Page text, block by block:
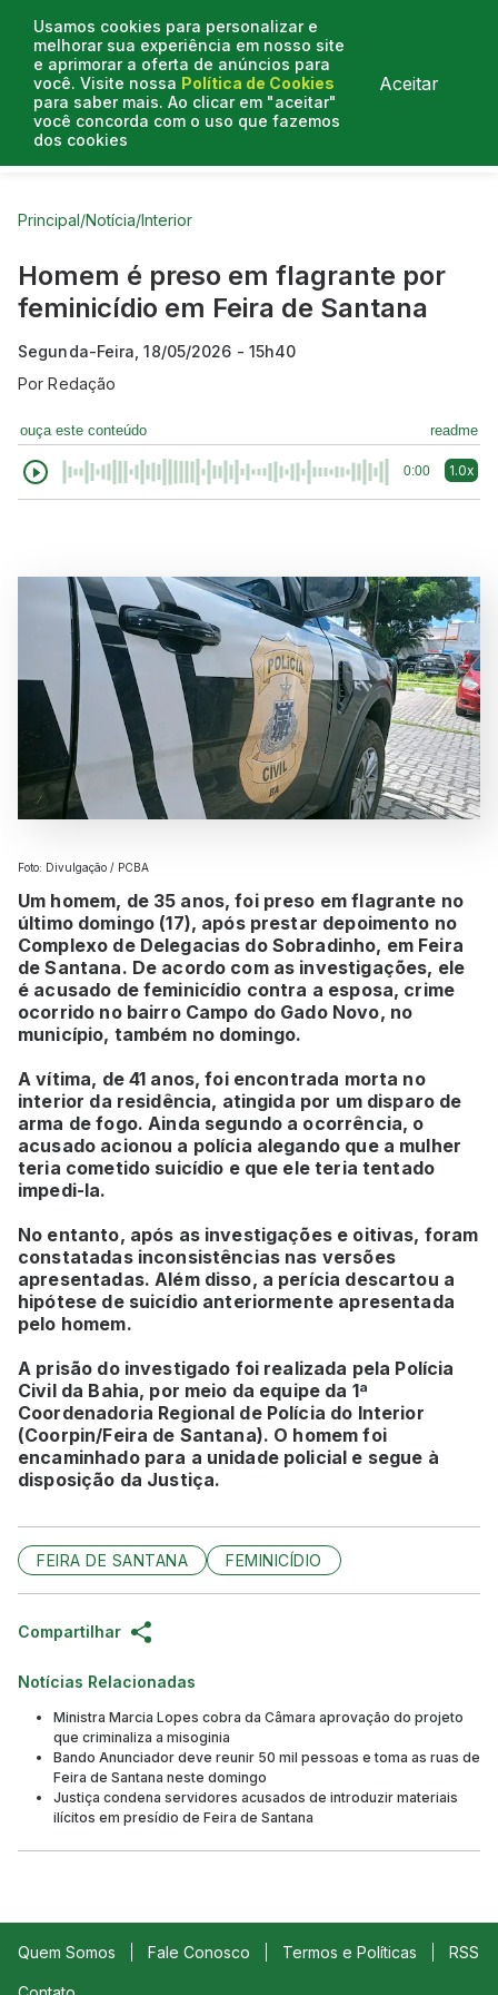
Usamos cookies para personalizar e
melhorar sua experiência em nosso site
e aprimorar a oferta de anúncios para
você. Visite nossa Política de Cookies
para saber mais. Ao clicar em "aceitar"
você concorda com o uso que fazemos
dos cookies
Aceitar
Curtas do Poder
Principal/Notícia/Interior
Homem é preso em flagrante por
feminicídio em Feira de Santana
Segunda-Feira, 18/05/2026 - 15h40
PorRedação
ouça este conteúdo readme
0:00 1.0x
Foto: Divulgação / PCBA
Um homem, de 35 anos, foi preso em flagrante no
último domingo (17), após prestar depoimento no
Complexo de Delegacias do Sobradinho, em Feira
de Santana. De acordo com as investigações, ele
é acusado de feminicídio contra a esposa, crime
ocorrido no bairro Campo do Gado Novo, no
município, também no domingo.
A vítima, de 41 anos, foi encontrada morta no
interior da residência, atingida por um disparo de
arma de fogo. Ainda segundo a ocorrência, o
acusado acionou a polícia alegando que a mulher
teria cometido suicídio e que ele teria tentado
impedi-la.
No entanto, após as investigações e oitivas, foram
constatadas inconsistências nas versões
apresentadas. Além disso, a perícia descartou a
hipótese de suicídio anteriormente apresentada
pelo homem.
A prisão do investigado foi realizada pela Polícia
Civil da Bahia, por meio da equipe da 1ª
Coordenadoria Regional de Polícia do Interior
(Coorpin/Feira de Santana). O homem foi
encaminhado para a unidade policial e segue à
disposição da Justiça.
FEIRA DE SANTANA FEMINICÍDIO
Compartilhar
Notícias Relacionadas
Ministra Marcia Lopes cobra da Câmara aprovação do projeto
que criminaliza a misoginia
Bando Anunciador deve reunir 50 mil pessoas e toma as ruas de
Feira de Santana neste domingo
Justiça condena servidores acusados de introduzir materiais
ilícitos em presídio de Feira de Santana
Quem Somos Fale Conosco Termos e Políticas RSS